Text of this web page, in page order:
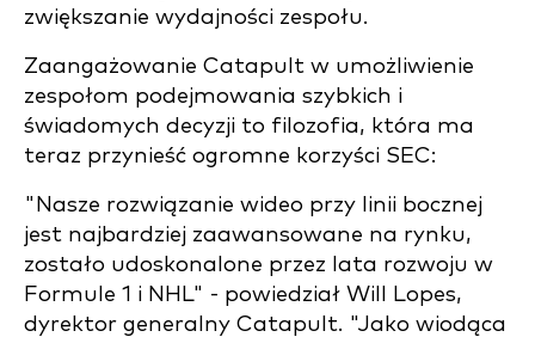
zwiększanie wydajności zespołu.
Zaangażowanie Catapult w umożliwienie
zespołom podejmowania szybkich i
świadomych decyzji to filozofia, która ma
teraz przynieść ogromne korzyści SEC:
"Nasze rozwiązanie wideo przy linii bocznej
jest najbardziej zaawansowane na rynku,
zostało udoskonalone przez lata rozwoju w
Formule 1 i NHL" - powiedział Will Lopes,
dyrektor generalny Catapult. "Jako wiodąca